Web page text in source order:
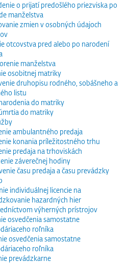
o prijatí predošlého priezviska po
manželstva
zmien v osobných údajoch
otcovstva pred alebo po narodení
manželstva
osobitnej matriky
druhopisu rodného, sobášneho a
listu
do matriky
do matriky
ambulantného predaja
konania príležitostného trhu
predaja na trhoviskách
záverečnej hodiny
času predaja a času prevádzky
individuálnej licencie na
hazardných hier
výherných prístrojov
osvedčenia samostatne
roľníka
osvedčenia samostatne
roľníka
prevádzkarne